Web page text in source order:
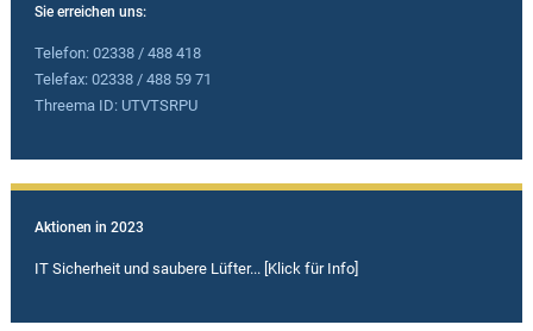
Sie erreichen uns:
Telefon: 02338 / 488 418
Telefax: 02338 / 488 59 71
Threema ID: UTVTSRPU
Aktionen in 2023
IT Sicherheit und saubere Lüfter... [Klick für Info]